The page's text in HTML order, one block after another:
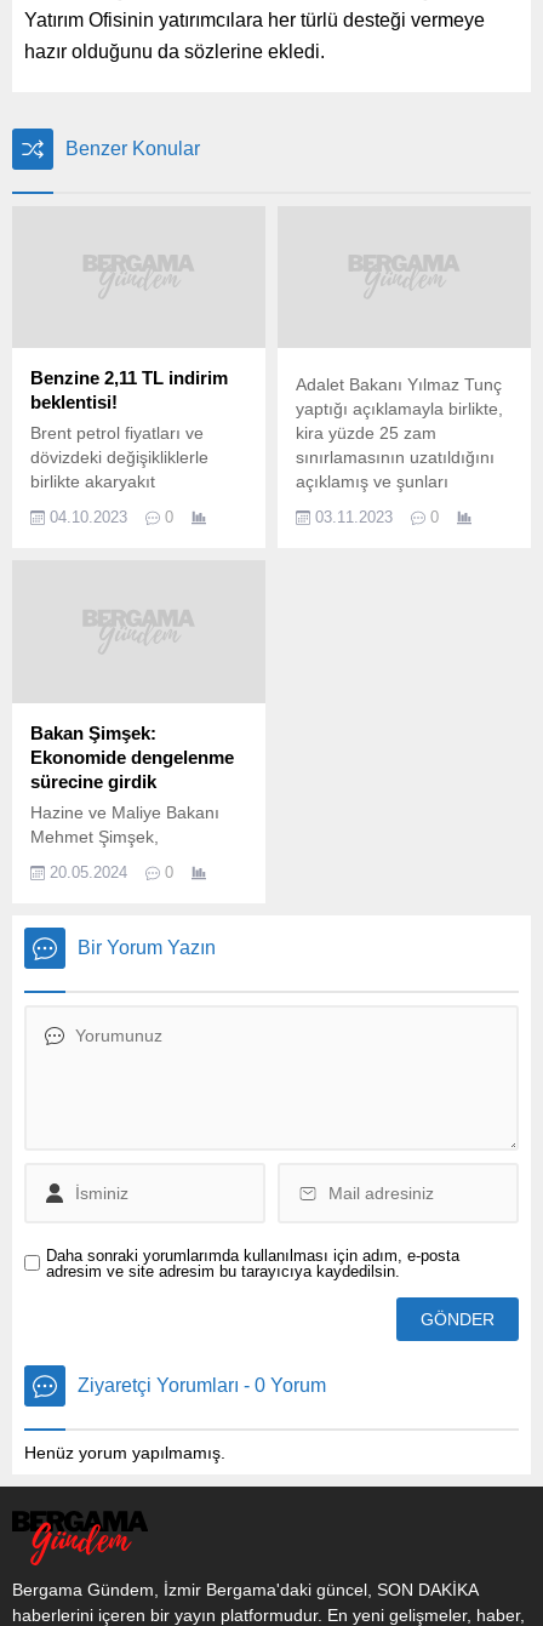
Yatırım Ofisinin yatırımcılara her türlü desteği vermeye
hazır olduğunu da sözlerine ekledi.
Benzer Konular
Benzine 2,11 TL indirim
beklentisi!
Brent petrol fiyatları ve
dövizdeki değişikliklerle
birlikte akaryakıt
vatandaşlar tarafından takip
indirim bekleniyor.
Motorinde ise herhangi bir
04.10.2023 0
Adalet Bakanı Yılmaz Tunç
yaptığı açıklamayla birlikte,
kira yüzde 25 zam
sınırlamasının uzatıldığını
açıklamış ve şunları
yüzde 25 sınırlama getiren
03.11.2023 0
Bakan Şimşek:
Ekonomide dengelenme
sürecine girdik
Hazine ve Maliye Bakanı
Mehmet Şimşek,
dengelenme sürecine girdik.
nedeniyle bir takım makro
ekonomik dengesizlikler
büyümede kompozisyon
20.05.2024 0
Bir Yorum Yazın
Daha sonraki yorumlarımda kullanılması için adım, e-posta
adresim ve site adresim bu tarayıcıya kaydedilsin.
Ziyaretçi Yorumları - 0 Yorum
Henüz yorum yapılmamış.
Bergama Gündem, İzmir Bergama'daki güncel, SON DAKİKA
haberlerini içeren bir yayın platformudur. En yeni gelişmeler, haber,